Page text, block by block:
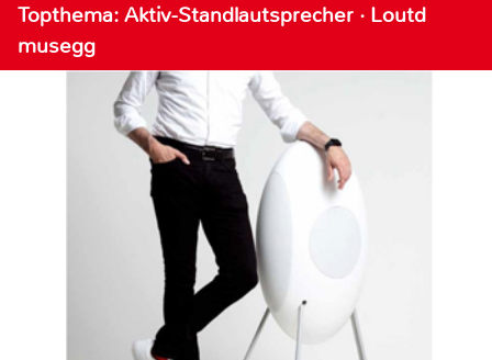
Topthema: Aktiv-Standlautsprecher · Loutd
musegg